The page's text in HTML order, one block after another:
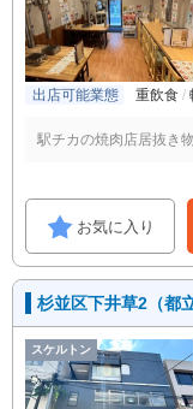
出店可能業態
重飲食
駅チカの焼肉店居抜き
お気に入り
杉並区下井草2（都
スケルトン